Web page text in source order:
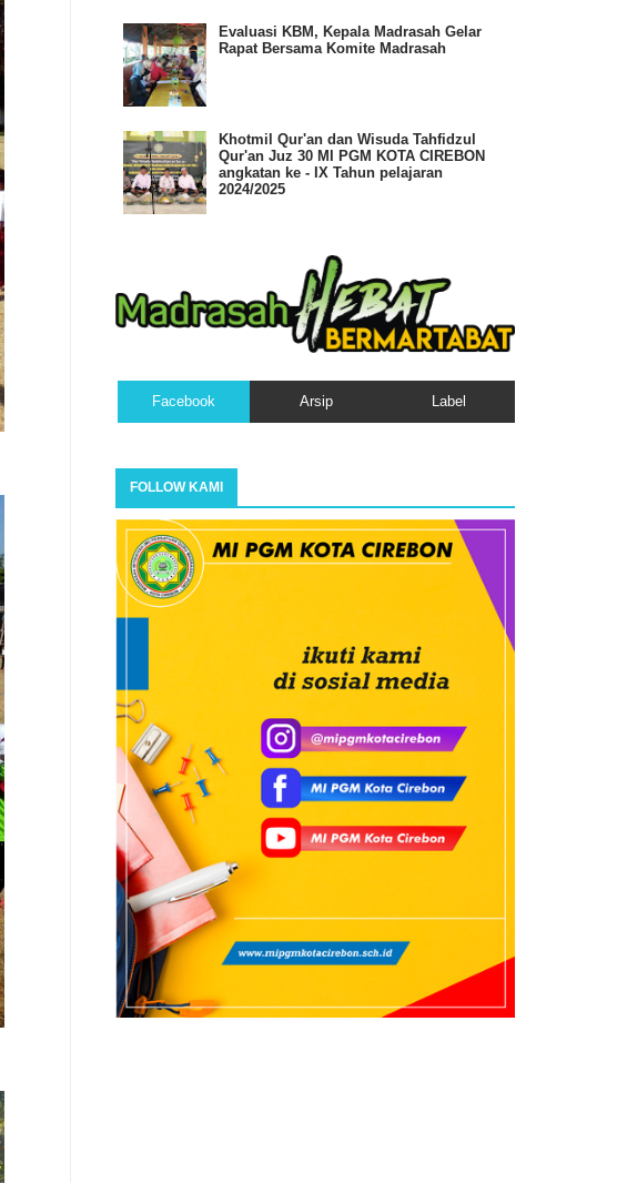
Evaluasi KBM, Kepala Madrasah Gelar
Rapat Bersama Komite Madrasah
Khotmil Qur'an dan Wisuda Tahfidzul
Qur'an Juz 30 MI PGM KOTA CIREBON
angkatan ke - IX Tahun pelajaran
2024/2025
Facebook Arsip Label
FOLLOW KAMI